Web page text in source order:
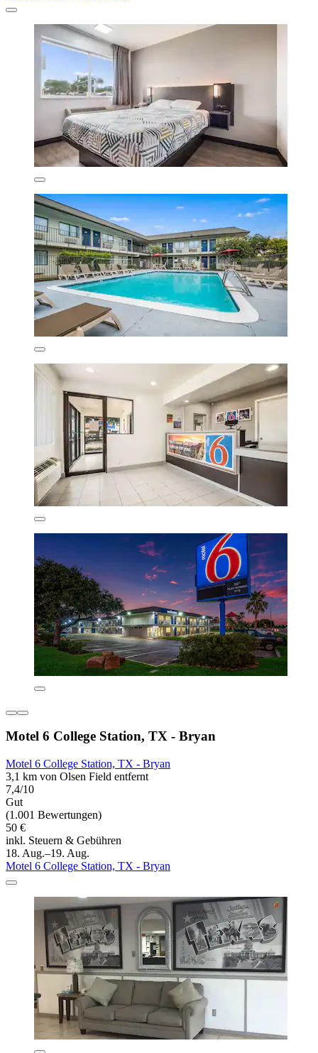
Motel 6 College Station, TX - Bryan
Motel 6 College Station, TX - Bryan
3,1 km von Olsen Field entfernt
7,4/10
Gut
(1.001 Bewertungen)
50 €
inkl. Steuern & Gebühren
18. Aug.–19. Aug.
Motel 6 College Station, TX - Bryan